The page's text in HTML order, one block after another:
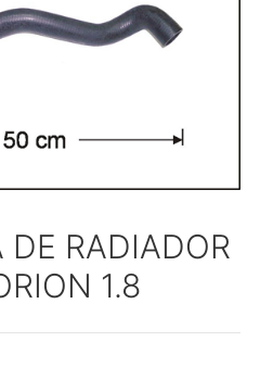
DE RADIADOR
1.8